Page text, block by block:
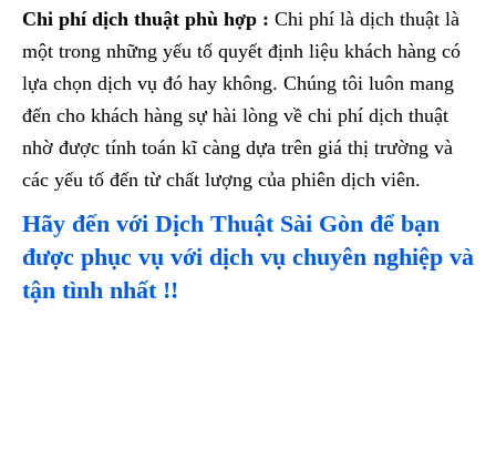
Chi phí dịch thuật phù hợp : Chi phí là dịch thuật là
một trong những yếu tố quyết định liệu khách hàng có
lựa chọn dịch vụ đó hay không. Chúng tôi luôn mang
đến cho khách hàng sự hài lòng về chi phí dịch thuật
nhờ được tính toán kĩ càng dựa trên giá thị trường và
các yếu tố đến từ chất lượng của phiên dịch viên.
Hãy đến với Dịch Thuật Sài Gòn để bạn
được phục vụ với dịch vụ chuyên nghiệp và
tận tình nhất !!